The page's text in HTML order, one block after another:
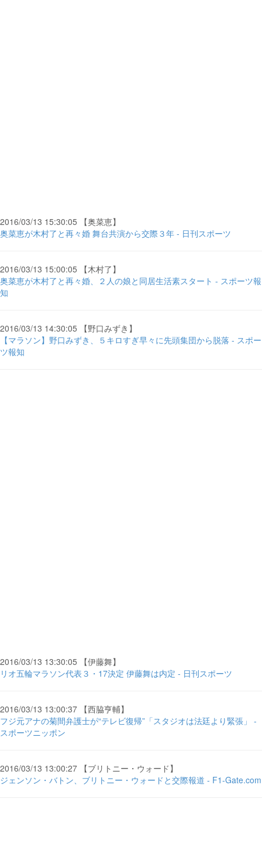
2016/03/13 15:30:05 【奥菜恵】
奥菜恵が木村了と再々婚 舞台共演から交際３年 - 日刊スポーツ
2016/03/13 15:00:05 【木村了】
奥菜恵が木村了と再々婚、２人の娘と同居生活素スタート - スポーツ報
知
2016/03/13 14:30:05 【野口みずき】
【マラソン】野口みずき、５キロすぎ早々に先頭集団から脱落 - スポー
ツ報知
2016/03/13 13:30:05 【伊藤舞】
リオ五輪マラソン代表３・17決定 伊藤舞は内定 - 日刊スポーツ
2016/03/13 13:00:37 【西脇亨輔】
フジ元アナの菊間弁護士が“テレビ復帰”「スタジオは法廷より緊張」 -
スポーツニッポン
2016/03/13 13:00:27 【ブリトニー・ウォード】
ジェンソン・バトン、ブリトニー・ウォードと交際報道 - F1-Gate.com